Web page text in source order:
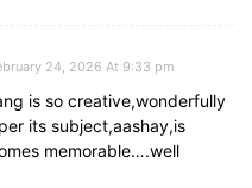
24, 2026 At 9:33 pm
is so creative,wonderfully
its subject,aashay,is
memorable….well